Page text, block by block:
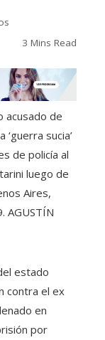
3 Mins Read
acusado de
sucia’
de policía al
luego de
Aires,
AGUSTÍN
estado
contra el ex
en
por